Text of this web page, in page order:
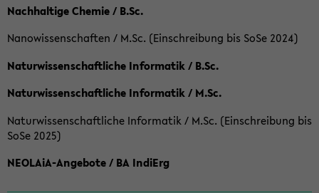
Nachhaltige Chemie / B.Sc.
Nanowissenschaften / M.Sc. (Einschreibung bis SoSe 2024)
Naturwissenschaftliche Informatik / B.Sc.
Naturwissenschaftliche Informatik / M.Sc.
Naturwissenschaftliche Informatik / M.Sc. (Einschreibung bis
SoSe 2025)
NEOLAiA-Angebote / BA IndiErg